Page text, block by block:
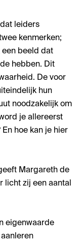
leiders
kenmerken;
beeld dat
hebben. Dit
De voor
hun
noodzakelijk om
je allereerst
hoe kan je hier
Margareth de
licht zij een aantal
eigenwaarde